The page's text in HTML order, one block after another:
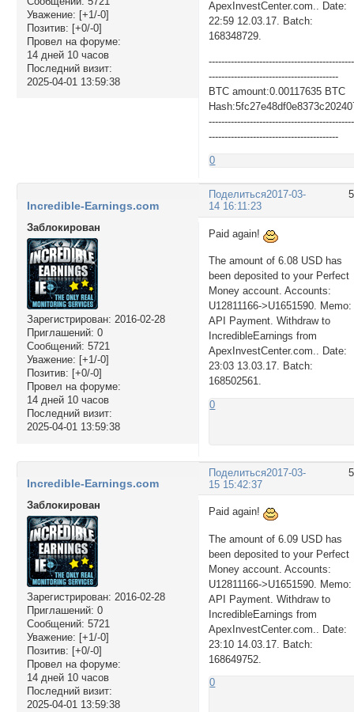
Уважение: [+1/-0]
Позитив: [+0/-0]
Провел на форуме:
14 дней 10 часов
Последний визит:
2025-04-01 13:59:38
ApexInvestCenter.com.. Date:
22:59 12.03.17. Batch:
168348729.
-----------------------------------------
BTC amount:0.00117635 BTC
-----------------------------------------
0
Поделиться2017-03-
14 16:11:23
Incredible-Earnings.com
Заблокирован
Зарегистрирован: 2016-02-28
Приглашений: 0
Сообщений: 5721
Уважение: [+1/-0]
Позитив: [+0/-0]
Провел на форуме:
14 дней 10 часов
Последний визит:
2025-04-01 13:59:38
Paid again!
The amount of 6.08 USD has
been deposited to your Perfect
Money account. Accounts:
U12811166->U1651590. Memo:
API Payment. Withdraw to
IncredibleEarnings from
ApexInvestCenter.com.. Date:
23:03 13.03.17. Batch:
168502561.
0
Поделиться2017-03-
15 15:42:37
Incredible-Earnings.com
Заблокирован
Зарегистрирован: 2016-02-28
Приглашений: 0
Сообщений: 5721
Уважение: [+1/-0]
Позитив: [+0/-0]
Провел на форуме:
14 дней 10 часов
Последний визит:
2025-04-01 13:59:38
Paid again!
The amount of 6.09 USD has
been deposited to your Perfect
Money account. Accounts:
U12811166->U1651590. Memo:
API Payment. Withdraw to
IncredibleEarnings from
ApexInvestCenter.com.. Date:
23:10 14.03.17. Batch:
168649752.
0